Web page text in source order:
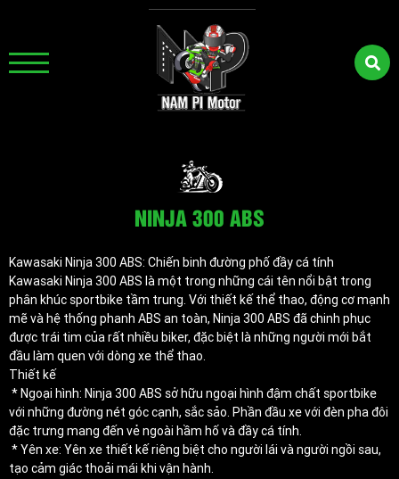
NINJA 300 ABS
Kawasaki Ninja 300 ABS: Chiến binh đường phố đầy cá tính
Kawasaki Ninja 300 ABS là một trong những cái tên nổi bật trong
phân khúc sportbike tầm trung. Với thiết kế thể thao, động cơ mạnh
mẽ và hệ thống phanh ABS an toàn, Ninja 300 ABS đã chinh phục
được trái tim của rất nhiều biker, đặc biệt là những người mới bắt
đầu làm quen với dòng xe thể thao.
Thiết kế
* Ngoại hình: Ninja 300 ABS sở hữu ngoại hình đậm chất sportbike
với những đường nét góc cạnh, sắc sảo. Phần đầu xe với đèn pha đôi
đặc trưng mang đến vẻ ngoài hầm hố và đầy cá tính.
* Yên xe: Yên xe thiết kế riêng biệt cho người lái và người ngồi sau,
tạo cảm giác thoải mái khi vận hành.